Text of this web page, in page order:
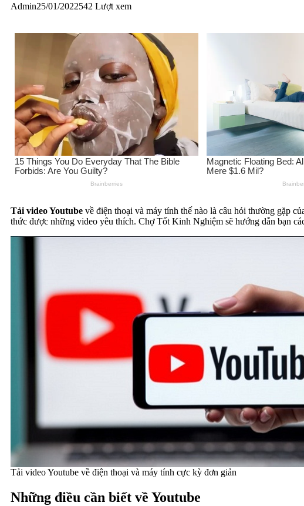
Admin25/01/2022542 Lượt xem
Tải video Youtube về điện thoại và máy tính thế nào là câu hỏi thường gặp
thức được những video yêu thích. Chợ Tốt Kinh Nghiệm sẽ hướng dẫn bạn
Tải video Youtube về điện thoại và máy tính cực kỳ đơn giản
Những điều cần biết về Youtube